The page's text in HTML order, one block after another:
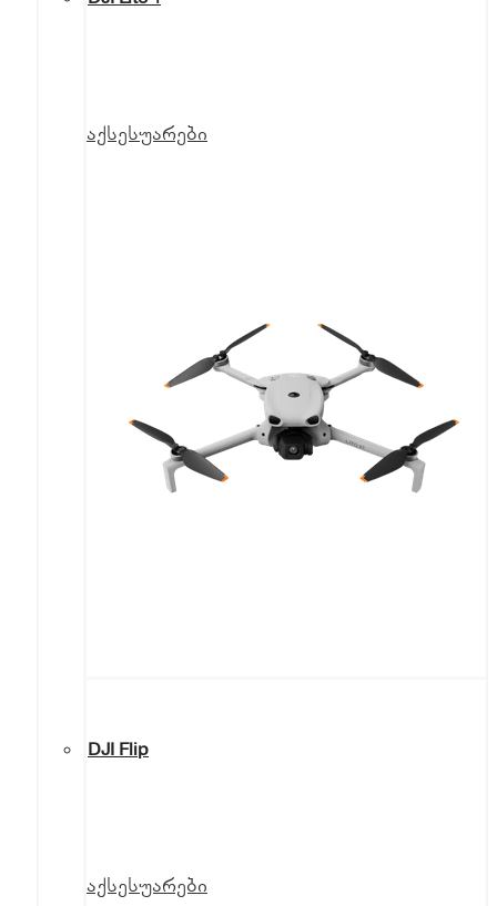
აქსესუარები
DJI Flip
აქსესუარები